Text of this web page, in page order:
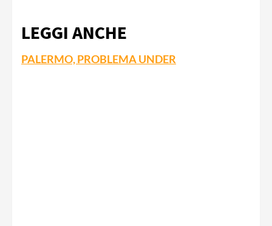
LEGGI ANCHE
PALERMO, PROBLEMA UNDER